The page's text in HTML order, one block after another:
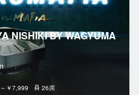
NISHIKI BY WAGYUMA
～￥7,999 26席